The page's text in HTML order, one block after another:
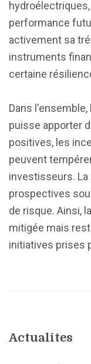
performance
activement sa
instruments
certaine
Dans
puisse apporter
positives, les
peuvent
investisseurs.
prospectives
de risque. Ainsi,
mitigée mais
initiatives prises
Actualites